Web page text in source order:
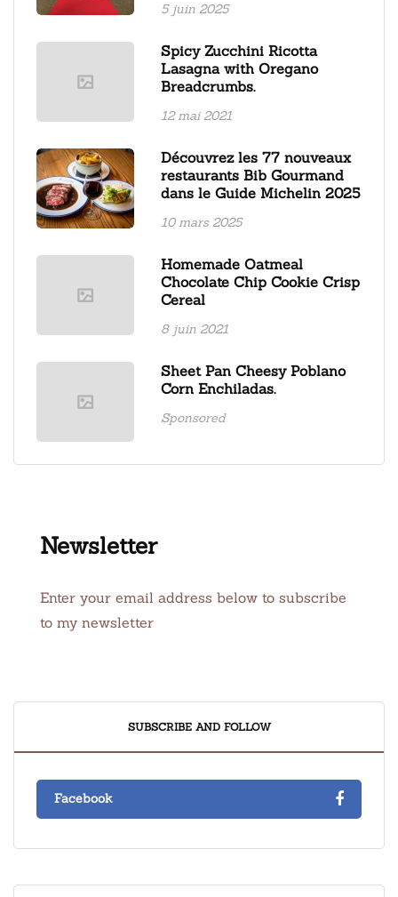
5 juin 2025
Spicy Zucchini Ricotta
Lasagna with Oregano
Breadcrumbs.
12 mai 2021
Découvrez les 77 nouveaux
restaurants Bib Gourmand
dans le Guide Michelin 2025
10 mars 2025
Homemade Oatmeal
Chocolate Chip Cookie Crisp
Cereal
8 juin 2021
Sheet Pan Cheesy Poblano
Corn Enchiladas.
Sponsored
Newsletter
Enter your email address below to subscribe
to my newsletter
SUBSCRIBE AND FOLLOW
Facebook